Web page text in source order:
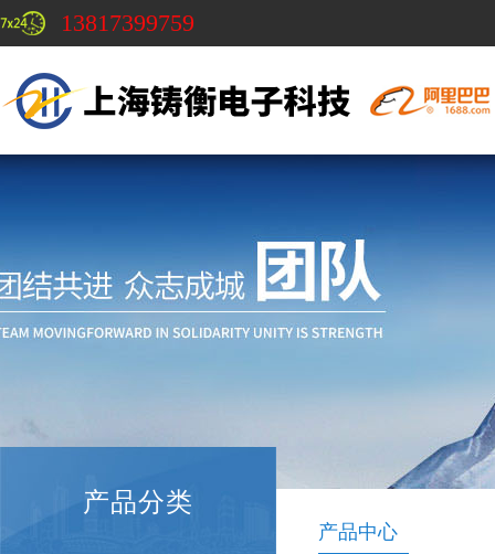
13817399759
产品分类
产品中心